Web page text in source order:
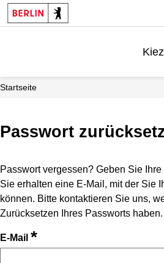
Startseite
Passwort
Passwort vergessen? Geben Sie
Sie erhalten eine E-Mail, mit der Sie
können. Bitte kontaktieren Sie uns,
Zurücksetzen Ihres Passworts haben.
E-Mail *